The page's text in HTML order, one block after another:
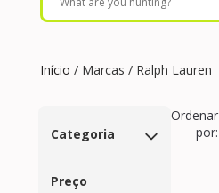
Início / Marcas / Ralph Lauren
Categoria
Preço
Ordenar
por: